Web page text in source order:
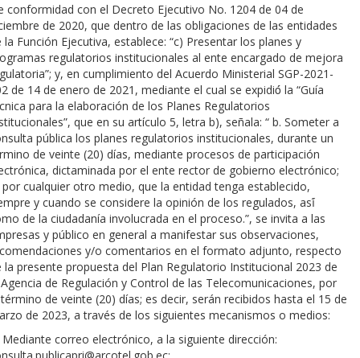
conformidad con el Decreto Ejecutivo No. 1204 de 04 de
de 2020, que dentro de las obligaciones de las entidades
la Función Ejecutiva, establece: “c) Presentar los planes y
regulatorios institucionales al ente encargado de mejora
y, en cumplimiento del Acuerdo Ministerial SGP-2021-
de 14 de enero de 2021, mediante el cual se expidió́ la “Guía
para la elaboración de los Planes Regulatorios
que en su artículo 5, letra b), señala: “ b. Someter a
pública los planes regulatorios institucionales, durante un
de veinte (20) días, mediante procesos de participación
dictaminada por el ente rector de gobierno electrónico;
cualquier otro medio, que la entidad tenga establecido,
y cuando se considere la opinión de los regulados, así́
de la ciudadanía involucrada en el proceso.”, se invita a las
y público en general a manifestar sus observaciones,
y/o comentarios en el formato adjunto, respecto
la presente propuesta del Plan Regulatorio Institucional 2023 de
de Regulación y Control de las Telecomunicaciones, por
de veinte (20) días; es decir, serán recibidos hasta el 15 de
de 2023, a través de los siguientes mecanismos o medios:
Mediante correo electrónico, a la siguiente dirección: